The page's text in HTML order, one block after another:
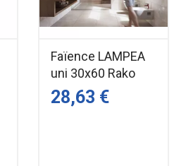
Faïence LAMPEA
uni 30x60 Rako
28,63 €